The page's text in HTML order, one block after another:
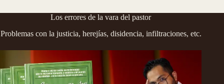
Los errores de la vara del pastor
Problemas con la justicia, herejías, disidencia, infiltraciones, etc.